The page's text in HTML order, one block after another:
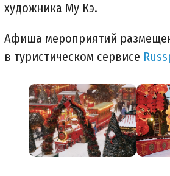
художника Му Кэ.
Афиша мероприятий
в туристическом сервисе